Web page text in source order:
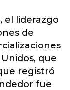
el liderazgo
de
que
registró
fue